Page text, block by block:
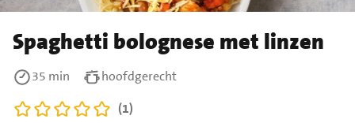
Spaghetti bolognese met linzen
35 min
hoofdgerecht
(1)